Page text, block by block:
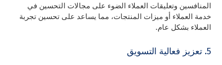
المنافسين وتعليقات العملاء الضوء على مجالات التحسين في
خدمة العملاء أو ميزات المنتجات، مما يساعد على تحسين تجربة
العملاء بشكل عام.
5. تعزيز فعالية التسويق